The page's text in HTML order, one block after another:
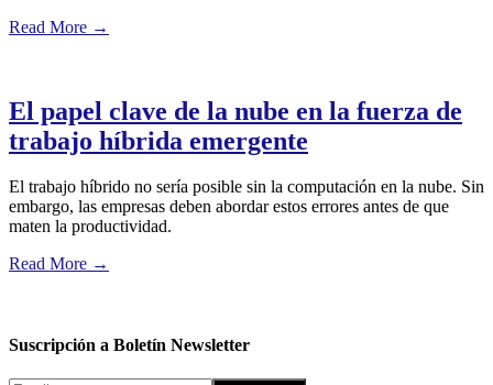
Read More →
El papel clave de la nube en la fuerza de
trabajo híbrida emergente
El trabajo híbrido no sería posible sin la computación en la nube. Sin
embargo, las empresas deben abordar estos errores antes de que
maten la productividad.
Read More →
Suscripción a Boletín Newsletter